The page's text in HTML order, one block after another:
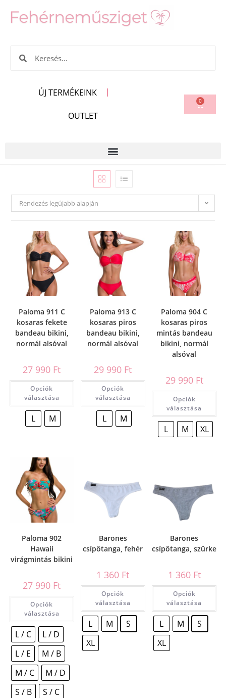
ÚJ TERMÉKEINK
OUTLET
0
Rendezés legújabb alapján
Paloma 911 C
kosaras fekete
bandeau bikini,
normál alsóval
27 990 Ft
Opciók
választása
L M
Paloma 913 C
kosaras piros
bandeau bikini,
normál alsóval
29 990 Ft
Opciók
választása
L M
Paloma 904 C
kosaras piros
mintás bandeau
bikini, normál
alsóval
29 990 Ft
Opciók
választása
L M XL
Paloma 902
Hawaii
virágmintás bikini
27 990 Ft
Opciók
választása
L / C
L / D
L / E
M / B
M / C
M / D
S / B
S / C
Barones
csípőtanga, fehér
1 360 Ft
Opciók
választása
L M
S
XL
Barones
csípőtanga, szürke
1 360 Ft
Opciók
választása
L M
S
XL